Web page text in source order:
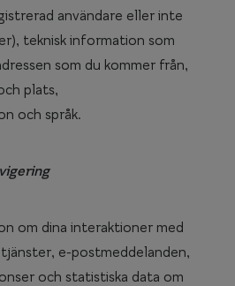
användare eller inte
teknisk information som
som du kommer från,
plats,
och språk.
om dina interaktioner med
e-postmeddelanden,
och statistiska data om